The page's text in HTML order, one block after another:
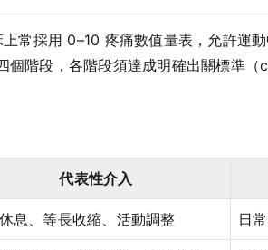
常採用 0–10 疼痛數值量表，允許運
個階段，各階段須達成明確出關標準
代表性介入
息、等長收縮、活動調整 日